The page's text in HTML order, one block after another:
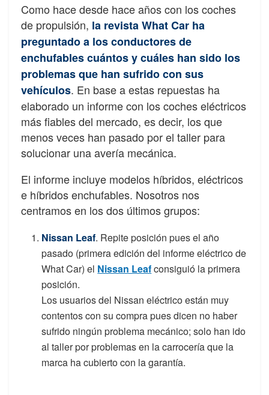
Como hace desde hace años con los coches
de propulsión, la revista What Car ha
preguntado a los conductores de
enchufables cuántos y cuáles han sido los
problemas que han sufrido con sus
vehículos. En base a estas repuestas ha
elaborado un informe con los coches eléctricos
más fiables del mercado, es decir, los que
menos veces han pasado por el taller para
solucionar una avería mecánica.
El informe incluye modelos híbridos, eléctricos
e híbridos enchufables. Nosotros nos
centramos en los dos últimos grupos:
Nissan Leaf. Repite posición pues el año
pasado (primera edición del informe eléctrico de
What Car) el Nissan Leafconsiguió la primera
posición.
Los usuarios del Nissan eléctrico están muy
contentos con su compra pues dicen no haber
sufrido ningún problema mecánico; solo han ido
al taller por problemas en la carrocería que la
marca ha cubierto con la garantía.